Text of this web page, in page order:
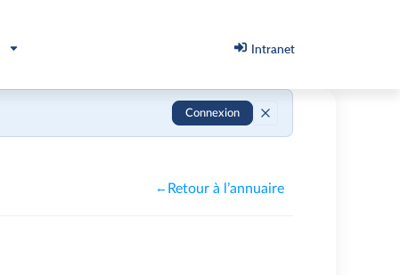
Intranet
Connexion
← Retour à l’annuaire